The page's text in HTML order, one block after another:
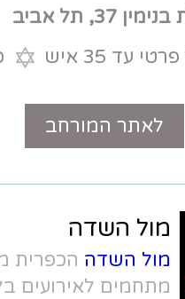
כשר
טלפון
מציעה חמישה
נשכחים. אולם